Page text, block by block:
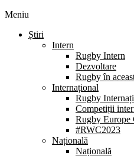
Meniu
Știri
Intern
Rugby Intern
Dezvoltare
Rugby în
Internațional
Rugby
Competiții
Rugby Europe
#RWC2023
Națională
Națională